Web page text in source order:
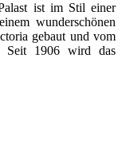
ist im Stil einer
wunderschönen
gebaut und vom
Seit 1906 wird das